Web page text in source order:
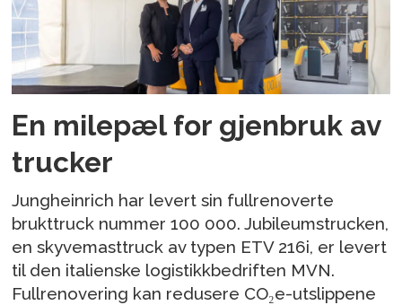
En milepæl for gjenbruk av
trucker
Jungheinrich har levert sin fullrenoverte
brukttruck nummer 100 000. Jubileumstrucken,
en skyvemasttruck av typen ETV 216i, er levert
til den italienske logistikkbedriften MVN.
Fullrenovering kan redusere CO₂e-utslippene